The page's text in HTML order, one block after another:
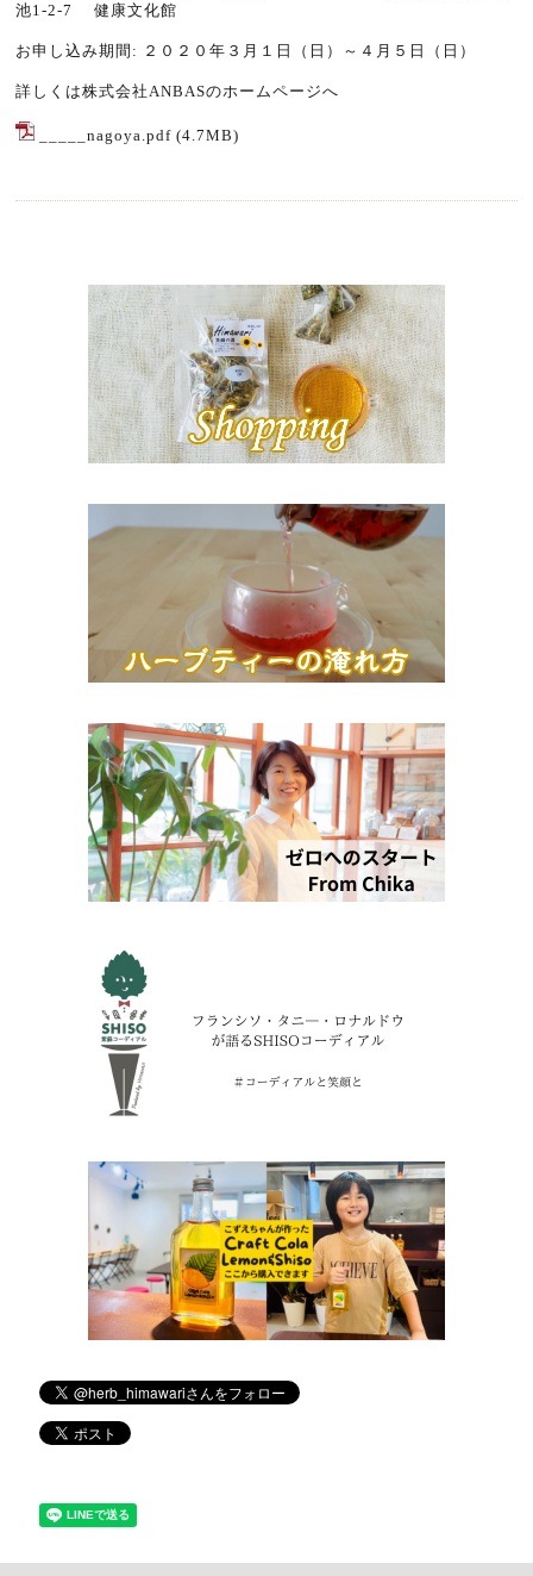
池1-2-7
健康文化館
お申し込み期間: ２０２０年３月１日（日）～４月５日（日）
詳しくは株式会社ANBASのホームページへ
_____nagoya.pdf (4.7MB)